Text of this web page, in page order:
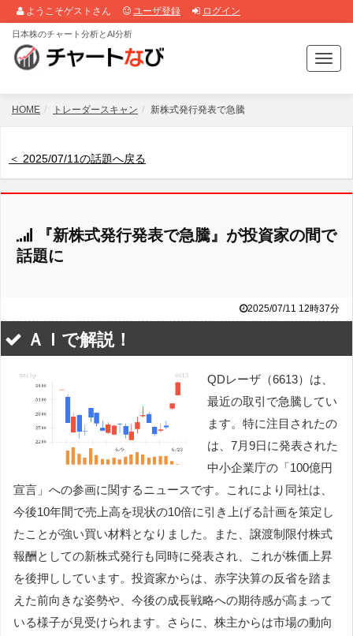
ようこそゲストさん ユーザ登録 ログイン
T
o
g
a
日本株のチャート分析とAI分析
HOME トレーダースキャン 新株式発行発表で急騰
＜ 2025/07/11の話題へ戻る
『新株式発行発表で急騰』が投資家の間で
話題に
2025/07/11 12時37分
ＡＩで解説！
QDレーザ（6613）は、
最近の取引で急騰してい
ます。特に注目されたの
は、7月9日に発表された
中小企業庁の「100億円
宣言」への参画に関するニュースです。これにより同社は、
今後10年間で売上高を現状の10倍に引き上げる計画を策定し
たことが強い買い材料となりました。また、譲渡制限付株式
報酬としての新株式発行も同時に発表され、これが株価上昇
を後押ししています。投資家からは、赤字決算の反省を踏ま
えた前向きな姿勢や、今後の成長戦略への期待感が高まって
いる様子が見受けられます。さらに、株主からは市場の動向